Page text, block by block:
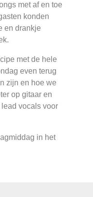
met af en toe
konden
en drankje
met de hele
even terug
zijn en hoe we
op gitaar en
vocals voor
in het